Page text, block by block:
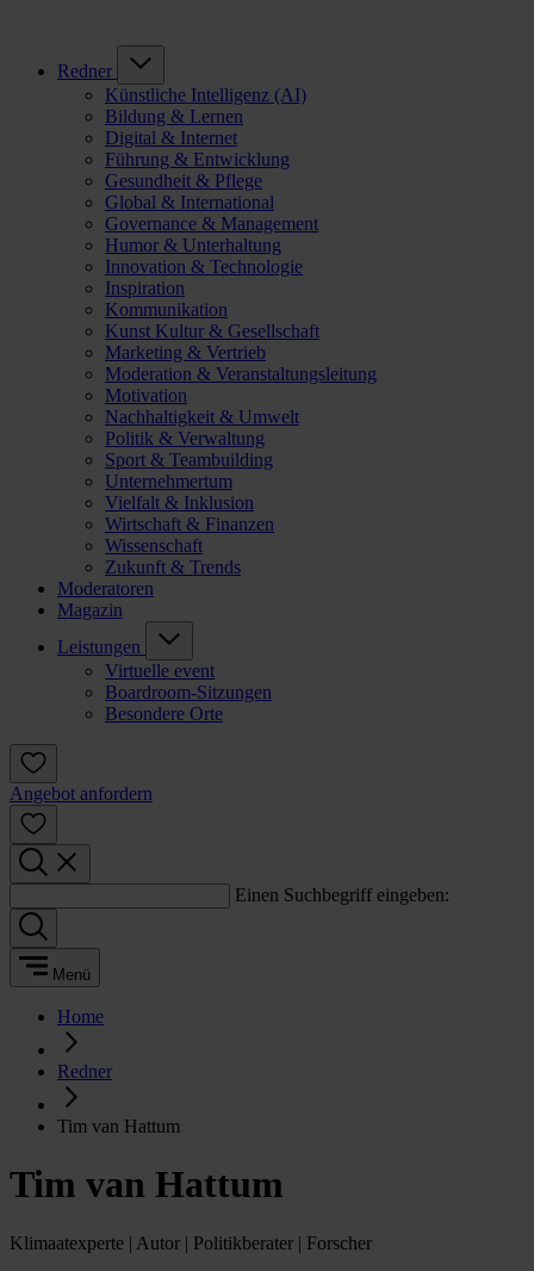
Redner
Künstliche Intelligenz (AI)
Bildung & Lernen
Digital & Internet
Führung & Entwicklung
Gesundheit & Pflege
Global & International
Governance & Management
Humor & Unterhaltung
Innovation & Technologie
Inspiration
Kommunikation
Kunst Kultur & Gesellschaft
Marketing & Vertrieb
Moderation & Veranstaltungsleitung
Motivation
Nachhaltigkeit & Umwelt
Politik & Verwaltung
Sport & Teambuilding
Unternehmertum
Vielfalt & Inklusion
Wirtschaft & Finanzen
Wissenschaft
Zukunft & Trends
Moderatoren
Magazin
Leistungen
Virtuelle event
Boardroom-Sitzungen
Besondere Orte
Angebot anfordern
Einen Suchbegriff eingeben:
Menü
Home
Redner
Tim van Hattum
Tim van Hattum
Klimaatexperte | Autor | Politikberater | Forscher